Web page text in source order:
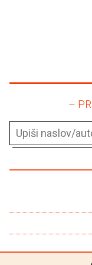
–